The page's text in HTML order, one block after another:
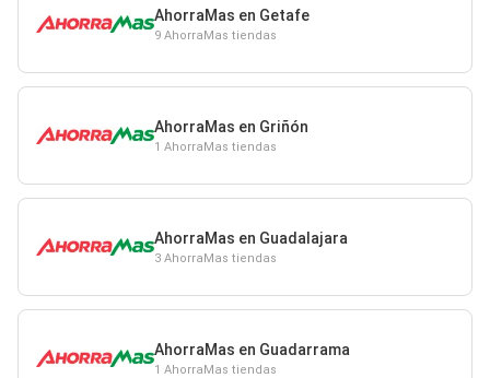
AhorraMas en Getafe
9 AhorraMas tiendas
AhorraMas en Griñón
1 AhorraMas tiendas
AhorraMas en Guadalajara
3 AhorraMas tiendas
AhorraMas en Guadarrama
1 AhorraMas tiendas